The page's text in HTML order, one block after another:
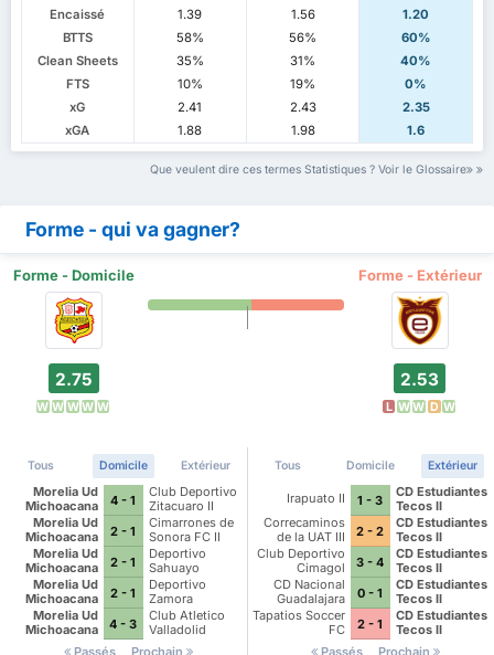
Encaissé
1.39 1.56
1.20
BTTS
58% 56%
60%
Clean Sheets
35% 31%
40%
FTS
10% 19%
0%
xG
2.41 2.43
2.35
xGA
1.88 1.98 1.6
Que veulent dire ces termes Statistiques ? Voir le Glossaire
Forme - qui va gagner?
Forme - Domicile Forme - Extérieur
2.75
W W W W W
2.53
L W W D W
Tous Domicile Extérieur
Morelia Ud
Michoacana
4 - 1
Club Deportivo
Zitacuaro II
Morelia Ud
Michoacana
2 - 1
Cimarrones de
Sonora FC II
Morelia Ud
Michoacana
2 - 1
Deportivo
Sahuayo
Morelia Ud
Michoacana
2 - 1
Deportivo
Zamora
Morelia Ud
Michoacana
4 - 3
Club Atletico
Valladolid
Passés
Prochain
Tous Domicile Extérieur
Irapuato II 1 - 3
CD Estudiantes
Tecos II
Correcaminos
de la UAT III
2 - 2
CD Estudiantes
Tecos II
Club Deportivo
Cimagol
3 - 4
CD Estudiantes
Tecos II
CD Nacional
Guadalajara
0 - 1
CD Estudiantes
Tecos II
Tapatios Soccer
FC
2 - 1
CD Estudiantes
Tecos II
Passés
Prochain